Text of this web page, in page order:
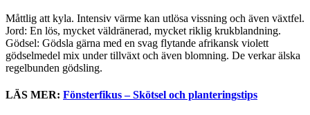
Måttlig att kyla. Intensiv värme kan utlösa vissning och även växtfel.
Jord: En lös, mycket väldränerad, mycket riklig krukblandning.
Gödsel: Gödsla gärna med en svag flytande afrikansk violett
gödselmedel mix under tillväxt och även blomning. De verkar älska
regelbunden gödsling.
LÄS MER: Fönsterfikus – Skötsel och planteringstips